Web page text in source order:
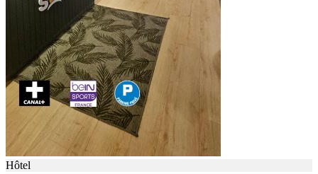
Hôtel